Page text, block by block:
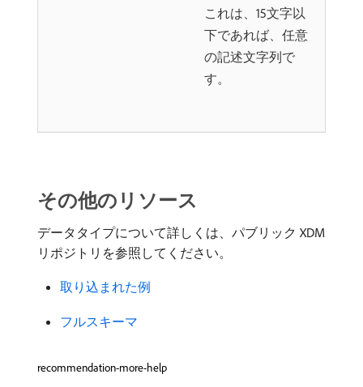
これは、15文字以
下であれば、任意
の記述文字列で
す。
その他のリソース
データタイプについて詳しくは、パブリック XDM
リポジトリを参照してください。
取り込まれた例
フルスキーマ
recommendation-more-help